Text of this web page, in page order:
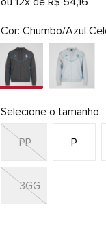
Cor Chumbo/Azul
Selecione o tamanho
3GG
P
PP